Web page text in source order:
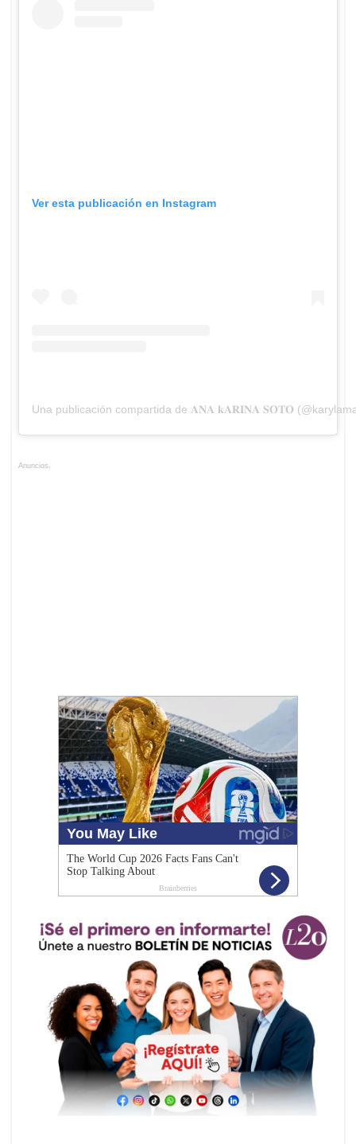
Ver esta publicación en Instagram
Una publicación compartida de 𝐀𝐍𝐀 𝐤𝐀𝐑𝐈𝐍𝐀 𝐒𝐎𝐓𝐎
Anuncios.